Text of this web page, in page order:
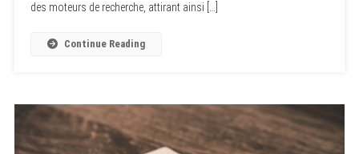
des moteurs de recherche, attirant ainsi […]
Continue Reading